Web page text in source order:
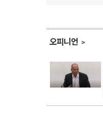
오피니언